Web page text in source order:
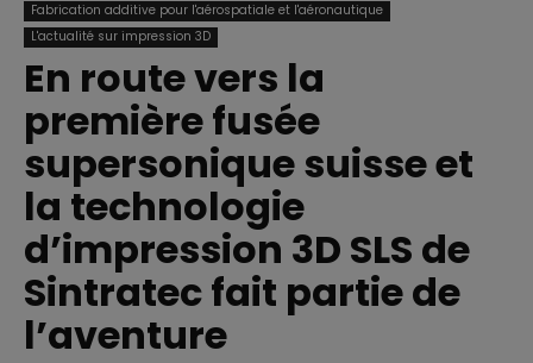
Fabrication additive pour l'aérospatiale et l'aéronautique
L'actualité sur impression 3D
En route vers la
première fusée
supersonique suisse et
la technologie
d’impression 3D SLS de
Sintratec fait partie de
l’aventure